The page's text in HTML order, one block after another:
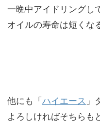
一晩中アイドリングし
オイルの寿命は短くな
他にも「ハイエース 」
よろしければそちらも